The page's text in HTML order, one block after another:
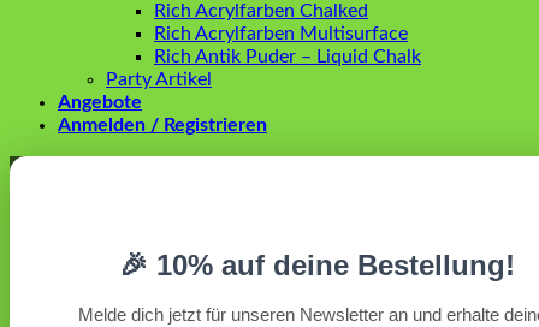
Rich Acrylfarben Chalked
Rich Acrylfarben Multisurface
Rich Antik Puder – Liquid Chalk
Party Artikel
Angebote
Anmelden / Registrieren
🎉 10% auf deine Bestellung!
Melde dich jetzt für unseren Newsletter an und erhalte
Anmelden